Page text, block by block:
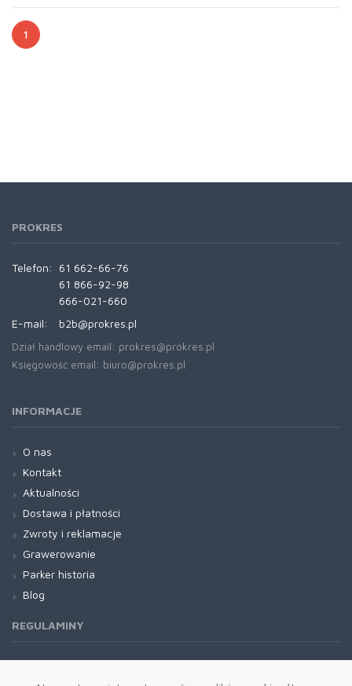
1
PROKRES
Telefon:
61 662-66-76
61 866-92-98
666-021-660
E-mail:
b2b@prokres.pl
Dział handlowy email: prokres@prokres.pl
Księgowość email: biuro@prokres.pl
INFORMACJE
O nas
Kontakt
Aktualności
Dostawa i płatności
Zwroty i reklamacje
Grawerowanie
Parker historia
Blog
REGULAMINY